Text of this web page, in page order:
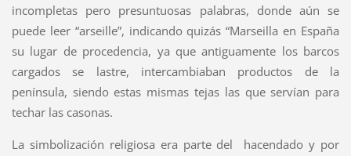
incompletas pero presuntuosas palabras, donde aún se
puede leer “arseille”, indicando quizás “Marseilla en España
su lugar de procedencia, ya que antiguamente los barcos
cargados se lastre, intercambiaban productos de la
península, siendo estas mismas tejas las que servían para
techar las casonas.
La simbolización religiosa era parte del hacendado y por